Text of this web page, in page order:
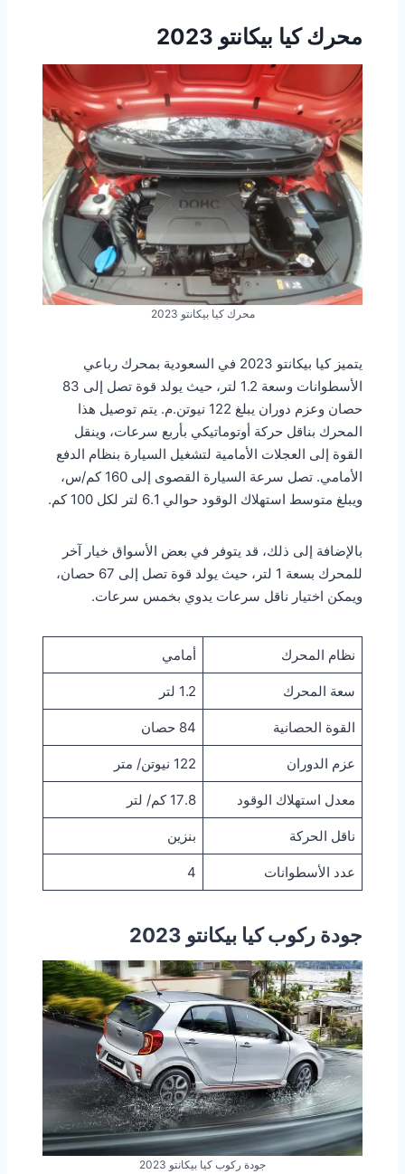
محرك كيا بيكانتو 2023
محرك كيا بيكانتو 2023
يتميز كيا بيكانتو 2023 في السعودية بمحرك رباعي
الأسطوانات وسعة 1.2 لتر، حيث يولد قوة تصل إلى 83
حصان وعزم دوران يبلغ 122 نيوتن.م. يتم توصيل هذا
المحرك بناقل حركة أوتوماتيكي بأربع سرعات، وينقل
القوة إلى العجلات الأمامية لتشغيل السيارة بنظام الدفع
الأمامي. تصل سرعة السيارة القصوى إلى 160 كم/س،
ويبلغ متوسط استهلاك الوقود حوالي 6.1 لتر لكل 100 كم.
بالإضافة إلى ذلك، قد يتوفر في بعض الأسواق خيار آخر
للمحرك بسعة 1 لتر، حيث يولد قوة تصل إلى 67 حصان،
ويمكن اختيار ناقل سرعات يدوي بخمس سرعات.
نظام المحرك أمامي
سعة المحرك 1.2 لتر
القوة الحصانية 84 حصان
عزم الدوران 122 نيوتن/ متر
معدل استهلاك الوقود 17.8 كم/ لتر
ناقل الحركة بنزين
عدد الأسطوانات 4
جودة ركوب كيا بيكانتو 2023
جودة ركوب كيا بيكانتو 2023